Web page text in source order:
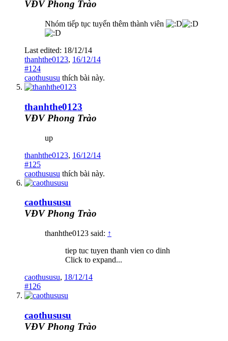
VĐV Phong Trào
Nhóm tiếp tục tuyển thêm thành viên
Last edited: 18/12/14
thanhthe0123, 16/12/14
#124
caothususu thích bài này.
thanhthe0123
VĐV Phong Trào
up
thanhthe0123, 16/12/14
#125
caothususu thích bài này.
caothususu
VĐV Phong Trào
thanhthe0123 said: ↑
tiep tuc tuyen thanh vien co dinh
Click to expand...
caothususu, 18/12/14
#126
caothususu
VĐV Phong Trào